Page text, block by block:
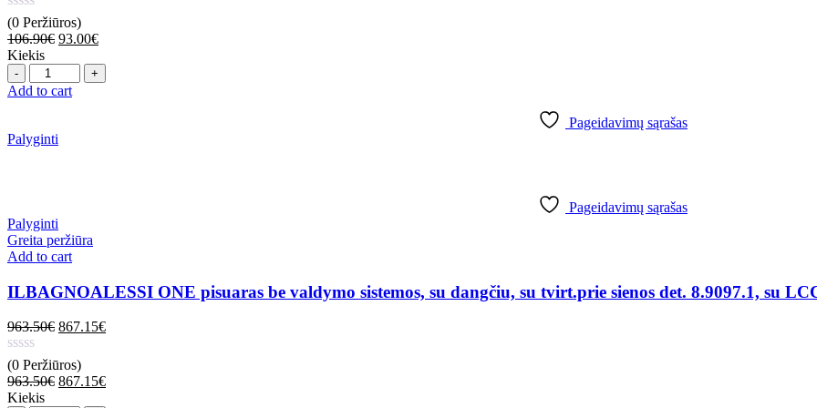
(0 Peržiūros)
106.90€ 93.00€
Kiekis
Quantity
Add to cart
Pageidavimų sąrašas
Palyginti
Pageidavimų sąrašas
Palyginti
Greita peržiūra
Add to cart
ILBAGNOALESSI ONE pisuaras be valdymo sistemos, su dangčiu, su tvirt.prie sienos det. 8.9097.1, su
963.50€ 867.15€
(0 Peržiūros)
963.50€ 867.15€
Kiekis